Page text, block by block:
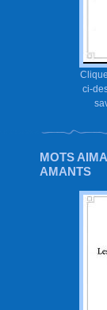
ci-
MOTS
AMANTS